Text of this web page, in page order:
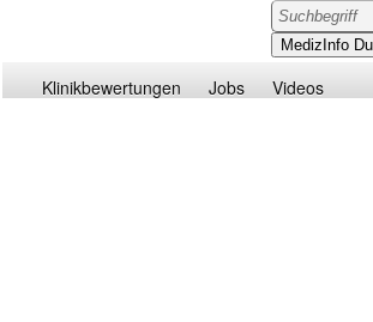
Klinikbewertungen Jobs Videos